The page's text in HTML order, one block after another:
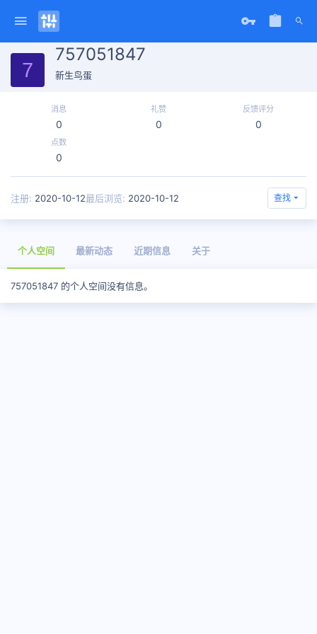
7
757051847
新生鸟蛋
消息
0
礼赞
0
反馈评分
0
点数
0
注册 2020-10-12最后浏览 2020-10-12 查找
个人空间 最新动态 近期信息 关于
757051847 的个人空间没有信息。